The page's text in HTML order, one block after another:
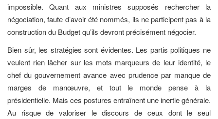
impossible. Quant aux ministres supposés rechercher la
négociation, faute d’avoir été nommés, ils ne participent pas à la
construction du Budget qu’ils devront précisément négocier.
Bien sûr, les stratégies sont évidentes. Les partis politiques ne
veulent rien lâcher sur les mots marqueurs de leur identité, le
chef du gouvernement avance avec prudence par manque de
marges de manœuvre, et tout le monde pense à la
présidentielle. Mais ces postures entraînent une inertie générale.
Au risque de valoriser le discours de ceux dont le seul